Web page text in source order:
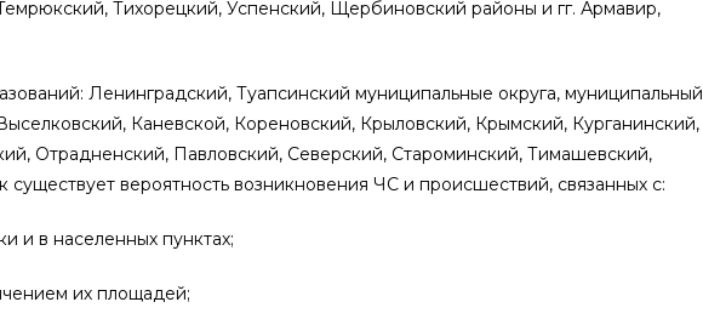
Тихорецкий, Успенский, Щербиновский районы и гг. Армавир,
Ленинградский, Туапсинский муниципальные округа, муниципальный
Каневской, Кореновский, Крыловский, Крымский, Курганинский,
Отрадненский, Павловский, Северский, Староминский, Тимашевский,
вероятность возникновения ЧС и происшествий, связанных с:
и в населенных пунктах;
их площадей;